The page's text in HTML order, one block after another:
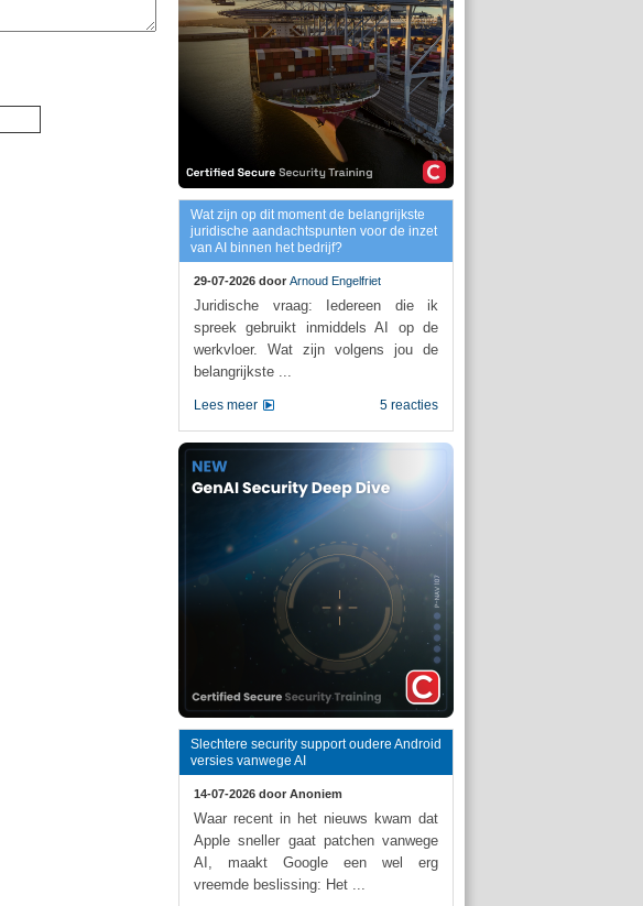
Wat zijn op dit moment de belangrijkste
juridische aandachtspunten voor de inzet
van AI binnen het bedrijf?
29-07-2026 door Arnoud Engelfriet
Juridische vraag: Iedereen die ik
spreek gebruikt inmiddels AI op de
werkvloer. Wat zijn volgens jou de
belangrijkste ...
5 reacties
Lees meer
Slechtere security support oudere Android
versies vanwege AI
14-07-2026 door Anoniem
Waar recent in het nieuws kwam dat
Apple sneller gaat patchen vanwege
AI, maakt Google een wel erg
vreemde beslissing: Het ...